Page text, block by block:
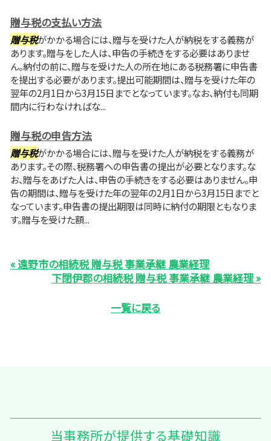
贈与税の支払い方法
贈与税がかかる場合には、贈与を受けた人が納税をする義務が
あります。贈与をした人は、申告の手続きをする必要はありませ
ん。納付の前に、贈与を受けた人の所在地にある税務署に申告書
を提出する必要があります。提出可能期間は、贈与を受けた年の
翌年の2月1日から3月15日までとなっています。なお、納付も同期
間内に行わなければな...
贈与税の申告方法
贈与税がかかる場合には、贈与を受けた人が納税をする義務が
あります。その際、税務署への申告書の提出が必要となります。な
お、贈与をあげた人は、申告の手続きをする必要はありません。申
告の期間は、贈与を受けた年の翌年の2月1日から3月15日までと
なっています。申告書の提出期限は同時に納付の期限ともなりま
す。贈与を受けた額...
« 遠野市の相続税 贈与税 事業承継 農業経理
下閉伊郡の相続税 贈与税 事業承継 農業経理 »
一覧に戻る
当事務所が提供する基礎知識